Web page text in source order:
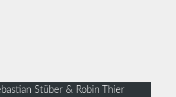
Stüber & Robin Thier